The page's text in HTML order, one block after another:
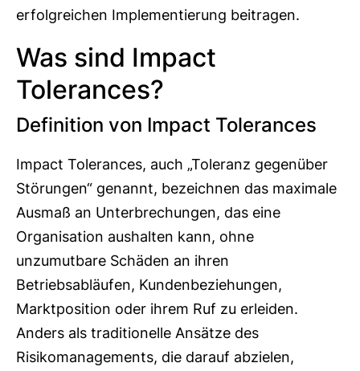
erfolgreichen Implementierung beitragen.
Was sind Impact
Tolerances?
Definition von Impact Tolerances
Impact Tolerances, auch „Toleranz gegenüber
Störungen“ genannt, bezeichnen das maximale
Ausmaß an Unterbrechungen, das eine
Organisation aushalten kann, ohne
unzumutbare Schäden an ihren
Betriebsabläufen, Kundenbeziehungen,
Marktposition oder ihrem Ruf zu erleiden.
Anders als traditionelle Ansätze des
Risikomanagements, die darauf abzielen,